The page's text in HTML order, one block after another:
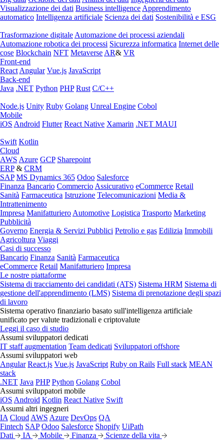
Visualizzazione dei dati Business intelligence Apprendimento
automatico Intelligenza artificiale Scienza dei dati Sostenibilità e ESG
Trasformazione digitale Automazione dei processi aziendali
Automazione robotica dei processi Sicurezza informatica Internet delle
cose Blockchain NFT Metaverse AR& VR
Front-end
React Angular Vue.js JavaScript
Back-end
Java .NET Python PHP Rust C/C++
Node.js Unity Ruby Golang Unreal Engine Cobol
Mobile
iOS Android Flutter React Native Xamarin .NET MAUI
Swift Kotlin
Cloud
AWS Azure GCP Sharepoint
ERP& CRM
SAP MS Dynamics 365 Odoo Salesforce
Finanza Bancario Commercio Assicurativo eCommerce Retail
Sanità Farmaceutica Istruzione Telecomunicazioni Media &
Intrattenimento
Impresa Manifatturiero Automotive Logistica Trasporto Marketing
Pubblicità
Governo Energia & Servizi Pubblici Petrolio e gas Edilizia Immobili
Agricoltura Viaggi
Casi di successo
Bancario Finanza Sanità Farmaceutica
eCommerce Retail Manifatturiero Impresa
Le nostre piattaforme
Sistema di tracciamento dei candidati (ATS) Sistema HRM Sistema di
gestione dell'apprendimento (LMS) Sistema di prenotazione degli spazi
di lavoro
Sistema operativo finanziario basato sull'intelligenza artificiale
unificato per valute tradizionali e criptovalute
Leggi il caso di studio
Assumi sviluppatori dedicati
IT staff augmentation Team dedicati Sviluppatori offshore
Assumi sviluppatori web
Angular React.js Vue.js JavaScript Ruby on Rails Full stack MEAN
stack
.NET Java PHP Python Golang Cobol
Assumi sviluppatori mobile
iOS Android Kotlin React Native Swift
Assumi altri ingegneri
IA Cloud AWS Azure DevOps QA
Fintech SAP Odoo Salesforce Shopify UiPath
Dati
IA Mobile Finanza Scienze della vita